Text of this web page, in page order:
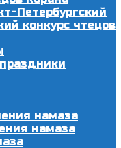
Петербургский
конкурс чтецов
намаза
намаза